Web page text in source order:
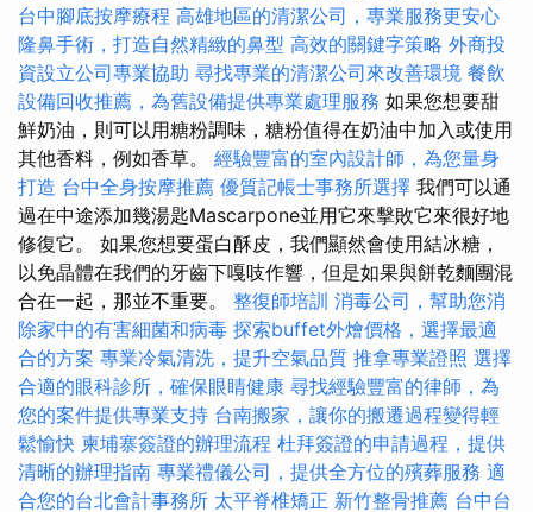
台中腳底按摩療程 高雄地區的清潔公司，專業服務更安心
隆鼻手術，打造自然精緻的鼻型 高效的關鍵字策略 外商投
資設立公司專業協助 尋找專業的清潔公司來改善環境 餐飲
設備回收推薦，為舊設備提供專業處理服務 如果您想要甜
鮮奶油，則可以用糖粉調味，糖粉值得在奶油中加入或使用
其他香料，例如香草。 經驗豐富的室內設計師，為您量身
打造 台中全身按摩推薦 優質記帳士事務所選擇 我們可以通
過在中途添加幾湯匙Mascarpone並用它來擊敗它來很好地
修復它。 如果您想要蛋白酥皮，我們顯然會使用結冰糖，
以免晶體在我們的牙齒下嘎吱作響，但是如果與餅乾麵團混
合在一起，那並不重要。 整復師培訓 消毒公司，幫助您消
除家中的有害細菌和病毒 探索buffet外燴價格，選擇最適
合的方案 專業冷氣清洗，提升空氣品質 推拿專業證照 選擇
合適的眼科診所，確保眼睛健康 尋找經驗豐富的律師，為
您的案件提供專業支持 台南搬家，讓你的搬遷過程變得輕
鬆愉快 柬埔寨簽證的辦理流程 杜拜簽證的申請過程，提供
清晰的辦理指南 專業禮儀公司，提供全方位的殯葬服務 適
合您的台北會計事務所 太平脊椎矯正 新竹整骨推薦 台中台